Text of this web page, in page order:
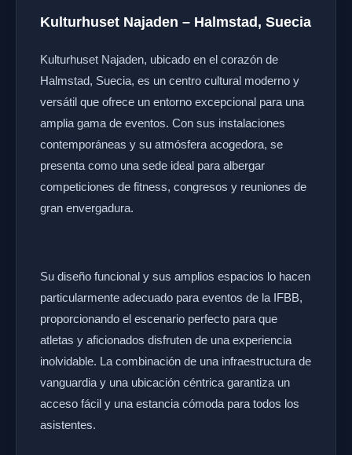
Kulturhuset Najaden – Halmstad, Suecia
Kulturhuset Najaden, ubicado en el corazón de
Halmstad, Suecia, es un centro cultural moderno y
versátil que ofrece un entorno excepcional para una
amplia gama de eventos. Con sus instalaciones
contemporáneas y su atmósfera acogedora, se
presenta como una sede ideal para albergar
competiciones de fitness, congresos y reuniones de
gran envergadura.
Su diseño funcional y sus amplios espacios lo hacen
particularmente adecuado para eventos de la IFBB,
proporcionando el escenario perfecto para que
atletas y aficionados disfruten de una experiencia
inolvidable. La combinación de una infraestructura de
vanguardia y una ubicación céntrica garantiza un
acceso fácil y una estancia cómoda para todos los
asistentes.